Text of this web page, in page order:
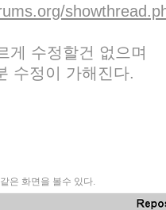
게 수정할건 없으며
수정이 가해진다.
은 화면을 볼수 있다.